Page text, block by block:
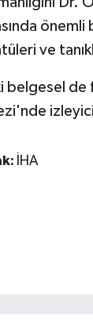
ve
belgesel de
İHA